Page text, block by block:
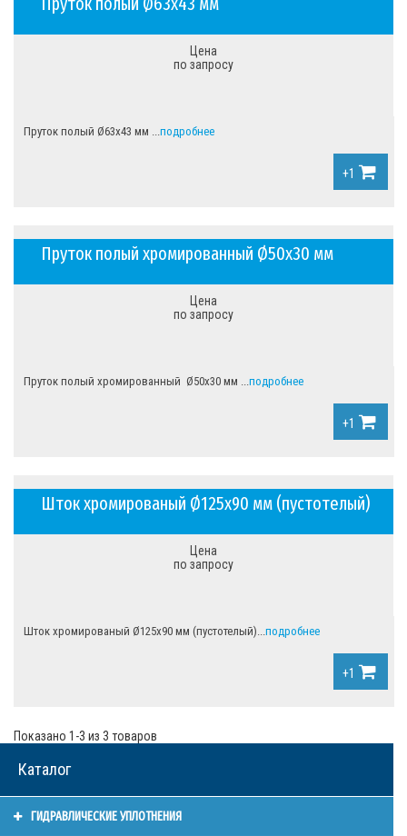
Цена
по запросу
Пруток полый Ø63х43 мм ...подробнее
+1
Пруток полый хромированный Ø50х30 мм
Цена
по запросу
Пруток полый хромированный Ø50х30 мм ...подробнее
+1
Шток хромированый Ø125х90 мм (пустотелый)
Цена
по запросу
Шток хромированый Ø125х90 мм (пустотелый)...подробнее
+1
Показано 1-3 из 3 товаров
Каталог
ГИДРАВЛИЧЕСКИЕ УПЛОТНЕНИЯ